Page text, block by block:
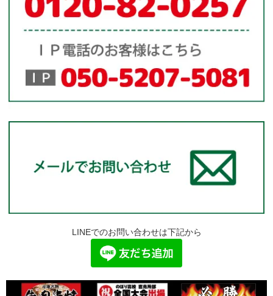
LINEでのお問い合わせは下記から